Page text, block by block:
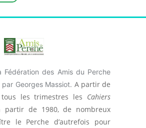
Fédération des Amis du Perche
Georges Massiot. A partir de
les trimestres les Cahiers
partir de 1980, de nombreux
le Perche d’autrefois pour